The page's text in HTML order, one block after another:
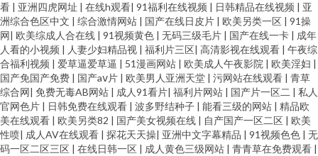
看 | 亚洲四虎网址 | 在线h观看| 91福利在线视频 | 日韩精品在线视频 | 亚
洲综合色区中文 | 综合激情网站 | 国产在线日皮片 | 欧美另类一区 | 91操
网| 欧美综成人合在线 | 91视频黄色 | 无码三级毛片 | 国产在线一卡 | 成年
人看的小视频 | 人妻少妇精品视 | 福利片三区| 高清影视在线观看 | 午夜综
合福利视频 | 爱草逼爱草逼 | 51漫画网站 | 欧美成人午夜影院 | 欧美淫妇 |
国产免国产免费 | 国产aⅴ片 | 欧美男人亚洲天堂 | 污网站在线观看 | 青草
综合网| 免费无毒AB网站 | 成人91看片| 福利片网站 | 国产片一区二 | 私人
官网色片 | 日韩免费在线观看 | 波多野结种子 | 能看三级的网站 | 精品欧
美在线观看 | 欧美另类82 | 国产美女视频在线 | 自产国产一区二区 | 欧美
性喷| 成人AV在线观看 | 探花天天操| 亚洲中文字幕精品 | 91视频色色 | 无
码一区二区三区 | 在线日韩一区 | 成人黄色三级网站 | 青青草在免费观看 |